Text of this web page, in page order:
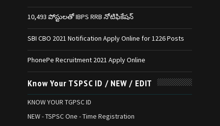
10,493 పోస్టులతో IBPS RRB నోటిఫికేషన్‌
SBI CBO 2021 Notification Apply Online for 1226 Posts
PhonePe Recruitment 2021 Apply Online
Know Your TSPSC ID / NEW / EDIT
KNOW YOUR TGPSC ID
NEW - TSPSC One - Time Registration